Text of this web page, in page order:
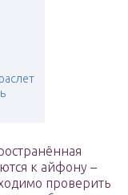
к айфону –
проверить